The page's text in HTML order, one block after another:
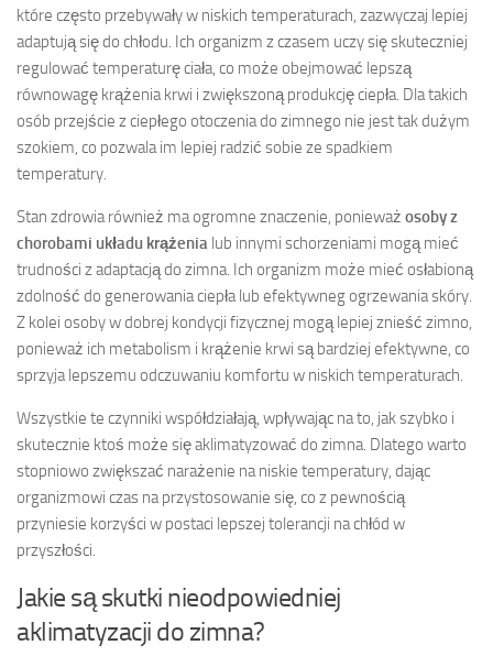
które często przebywały w niskich temperaturach, zazwyczaj lepiej
adaptują się do chłodu. Ich organizm z czasem uczy się skuteczniej
regulować temperaturę ciała, co może obejmować lepszą
równowagę krążenia krwi i zwiększoną produkcję ciepła. Dla takich
osób przejście z ciepłego otoczenia do zimnego nie jest tak dużym
szokiem, co pozwala im lepiej radzić sobie ze spadkiem
temperatury.
Stan zdrowia również ma ogromne znaczenie, ponieważ osoby z
chorobami układu krążenia lub innymi schorzeniami mogą mieć
trudności z adaptacją do zimna. Ich organizm może mieć osłabioną
zdolność do generowania ciepła lub efektywneg ogrzewania skóry.
Z kolei osoby w dobrej kondycji fizycznej mogą lepiej znieść zimno,
ponieważ ich metabolism i krążenie krwi są bardziej efektywne, co
sprzyja lepszemu odczuwaniu komfortu w niskich temperaturach.
Wszystkie te czynniki współdziałają, wpływając na to, jak szybko i
skutecznie ktoś może się aklimatyzować do zimna. Dlatego warto
stopniowo zwiększać narażenie na niskie temperatury, dając
organizmowi czas na przystosowanie się, co z pewnością
przyniesie korzyści w postaci lepszej tolerancji na chłód w
przyszłości.
Jakie są skutki nieodpowiedniej
aklimatyzacji do zimna?